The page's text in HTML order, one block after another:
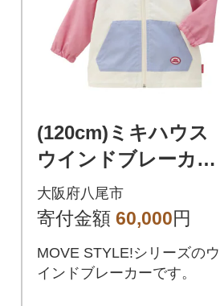
(120cm)ミキハウス
ウインドブレーカー
(サーモンピンク)(P10
8)
大阪府八尾市
寄付金額 60,000円
MOVE STYLE!シリーズのウ
インドブレーカーです。